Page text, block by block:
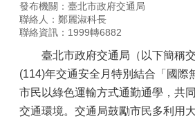
發布機關：臺北市政府交通局
聯絡人：鄭麗淑科長
聯絡資訊：1999轉6882
臺北市政府交通局（以下簡稱交
(114)年交通安全月特別結合「國際
市民以綠色運輸方式通勤通學，共
交通環境。交通局鼓勵市民多利用